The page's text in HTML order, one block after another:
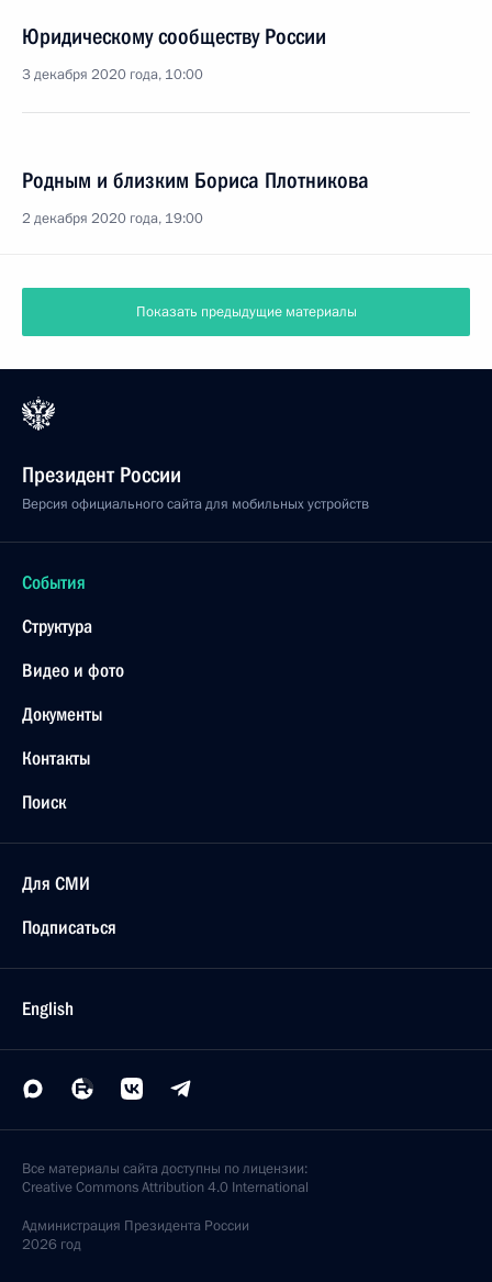
Юридическому сообществу России
3 декабря 2020 года, 10:00
Родным и близким Бориса Плотникова
2 декабря 2020 года, 19:00
Показать предыдущие материалы
Президент России
Версия официального сайта для мобильных устройств
События
Структура
Видео и фото
Документы
Контакты
Поиск
Для СМИ
Подписаться
English
Все материалы сайта доступны по лицензии:
Creative Commons Attribution 4.0 International
Администрация Президента России
2026 год